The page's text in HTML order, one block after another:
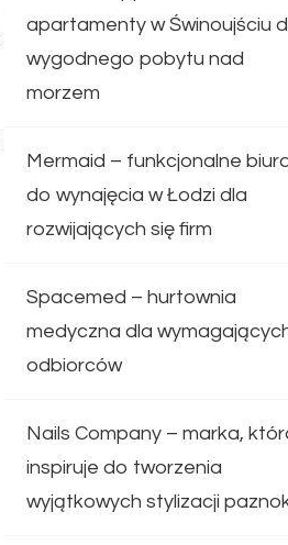
apartamenty w Świnoujściu
wygodnego pobytu nad
morzem
Mermaid – funkcjonalne
do wynajęcia w Łodzi dla
rozwijających się firm
Spacemed – hurtownia
medyczna dla
odbiorców
Nails Company – marka,
inspiruje do tworzenia
wyjątkowych stylizacji